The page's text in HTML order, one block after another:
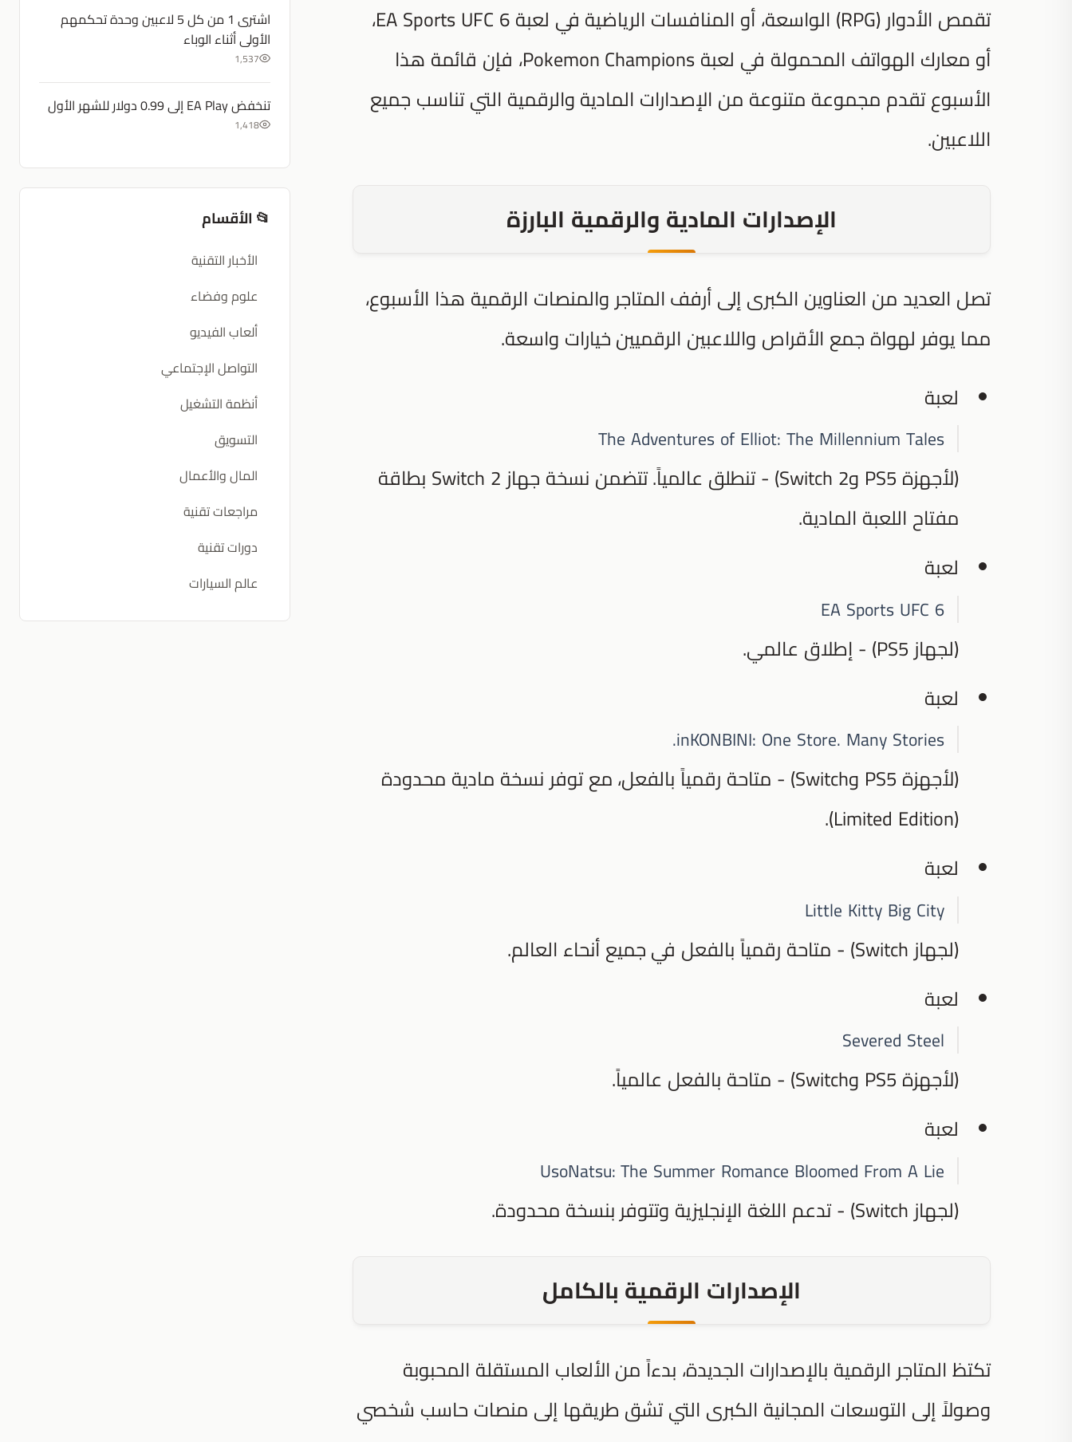
تقمص الأدوار (RPG) الواسعة، أو المنافسات الرياضية في لعبة
EA Sports UFC 6،
أو معارك الهواتف المحمولة في لعبةPokemon Champions، فإن قائمة هذا
الأسبوع تقدم مجموعة متنوعة من الإصدارات المادية والرقمية التي تناسب جميع
اللاعبين.
الإصدارات المادية والرقمية البارزة
تصل العديد من العناوين الكبرى إلى أرفف المتاجر والمنصات الرقمية هذا الأسبوع،
مما يوفر لهواة جمع الأقراص واللاعبين الرقميين خيارات واسعة.
لعبة
The Adventures of Elliot: The Millennium Tales
(لأجهزة PS5 وSwitch 2) - تنطلق عالمياً. تتضمن نسخة جهاز Switch 2 بطاقة
مفتاح اللعبة المادية.
لعبة
EA Sports UFC 6
(لجهاز PS5) - إطلاق عالمي.
لعبة
inKONBINI: One Store. Many Stories.
(لأجهزة PS5 وSwitch) - متاحة رقمياً بالفعل، مع توفر نسخة مادية محدودة
(Limited Edition).
لعبة
Little Kitty Big City
(لجهاز Switch) - متاحة رقمياً بالفعل في جميع أنحاء العالم.
لعبة
Severed Steel
(لأجهزة PS5 وSwitch) - متاحة بالفعل عالمياً.
لعبة
UsoNatsu: The Summer Romance Bloomed From A Lie
(لجهاز Switch) - تدعم اللغة الإنجليزية وتتوفر بنسخة محدودة.
الإصدارات الرقمية بالكامل
تكتظ المتاجر الرقمية بالإصدارات الجديدة، بدءاً من الألعاب المستقلة المحبوبة
وصولاً إلى التوسعات المجانية الكبرى التي تشق طريقها إلى منصات حاسب شخصي
اشترى 1 من كل 5 لاعبين وحدة تحكمهم
الأولى أثناء الوباء
1,537
تنخفض EA Play إلى 0.99 دولار للشهر الأول
1,418
📂 الأقسام
الأخبار التقنية
علوم وفضاء
ألعاب الفيديو
التواصل الإجتماعي
أنظمة التشغيل
التسويق
المال والأعمال
مراجعات تقنية
دورات تقنية
عالم السيارات